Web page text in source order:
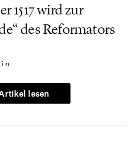
1517 wird zur
des Reformators
lesen